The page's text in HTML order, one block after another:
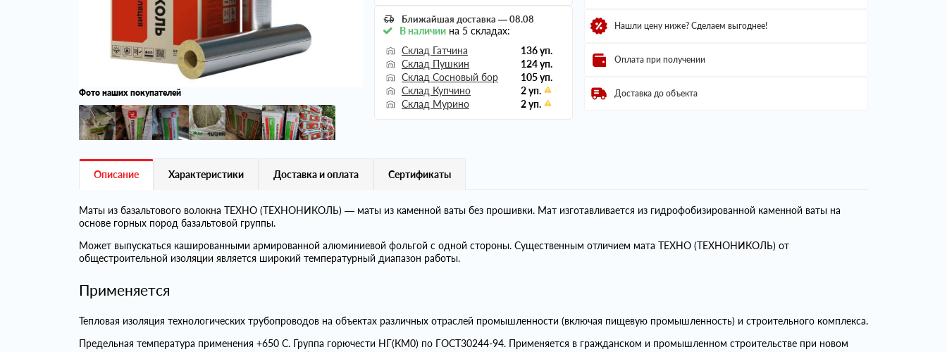
Фото наших покупателей
Ближайшая доставка — 08.08
В наличиина 5 складах:
Склад Гатчина
136 уп.
Склад Пушкин
124 уп.
Склад Сосновый бор
105 уп.
Склад Купчино
2 уп.
Склад Мурино
2 уп.
Нашли цену ниже? Сделаем выгоднее!
Оплата при получении
Доставка до объекта
Описание Характеристики Доставка и оплата Сертификаты
Маты из базальтового волокна ТЕХНО (ТЕХНОНИКОЛЬ) — маты из каменной ваты без прошивки. Мат изготавливается из гидрофобизированной каменной ваты на
основе горных пород базальтовой группы.
Может выпускаться кашированными армированной алюминиевой фольгой с одной стороны. Существенным отличием мата ТЕХНО (ТЕХНОНИКОЛЬ) от
общестроительной изоляции является широкий температурный диапазон работы.
Применяется
Тепловая изоляция технологических трубопроводов на объектах различных отраслей промышленности (включая пищевую промышленность) и строительного комплекса.
Предельная температура применения +650 С. Группа горючести НГ(КМ0) по ГОСТ30244-94. Применяется в гражданском и промышленном строительстве при новом